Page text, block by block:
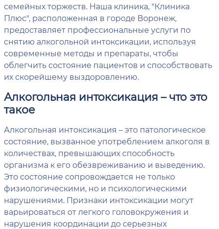
семейных торжеств. Наша клиника, "Клиника
Плюс", расположенная в городе Воронеж,
предоставляет профессиональные услуги по
снятию алкогольной интоксикации, используя
современные методы и препараты, чтобы
облегчить состояние пациентов и способствовать
их скорейшему выздоровлению.
Алкогольная интоксикация – что это
такое
Алкогольная интоксикация – это патологическое
состояние, вызванное употреблением алкоголя в
количествах, превышающих способность
организма к его обезвреживанию и выведению.
Это состояние сопровождается не только
физиологическими, но и психологическими
нарушениями. Признаки интоксикации могут
варьироваться от легкого головокружения и
нарушения координации до серьезных